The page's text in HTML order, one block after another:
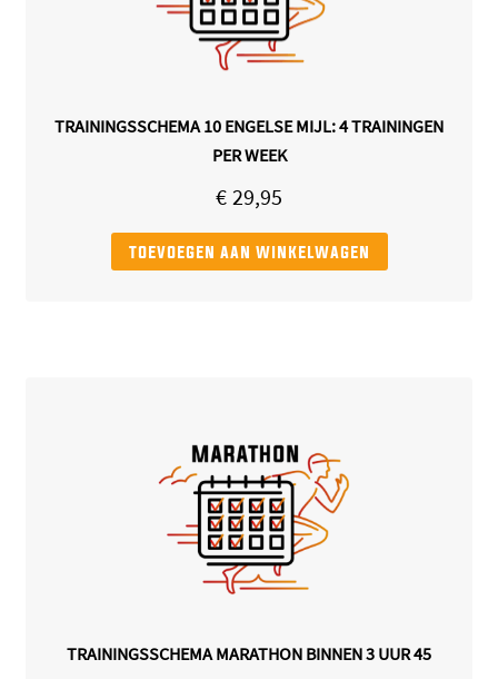
TRAININGSSCHEMA 10 ENGELSE MIJL: 4 TRAININGEN
PER WEEK
€ 29,95
toevoegen aan winkelwagen
TRAININGSSCHEMA MARATHON BINNEN 3 UUR 45